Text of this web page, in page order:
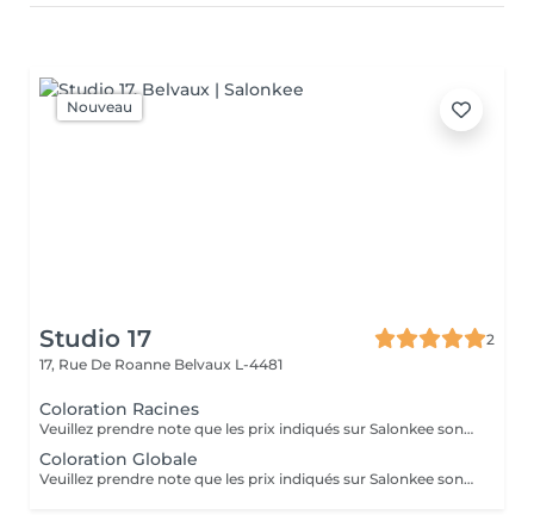
Nouveau
Studio 17
2
17, Rue De Roanne Belvaux L-4481
Coloration Racines
Veuillez prendre note que les prix indiqués sur Salonkee sont communiqués à titre informatif et s'entendent de base. Ces derniers sont susceptibles de varier selon le diagnostic réalisé à votre arrivée au salon et l'expertise du professionnel à qui vous confiez votre beauté. Dans tous les cas, un devis précis vous sera proposé et toutes réalisations de prestations seront effectuées avec votre accord. Un grand merci d'avance pour votre compréhension. Au plaisir de vous recevoir très vite.
Coloration Globale
Veuillez prendre note que les prix indiqués sur Salonkee sont communiqués à titre informatif et s'entendent de base. Ces derniers sont susceptibles de varier selon le diagnostic réalisé à votre arrivée au salon et l'expertise du professionnel à qui vous confiez votre beauté. Dans tous les cas, un devis précis vous sera proposé et toutes réalisations de prestations seront effectuées avec votre accord. Un grand merci d'avance pour votre compréhension. Au plaisir de vous recevoir très vite.